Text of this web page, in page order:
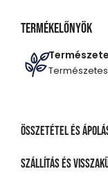
Termékelőnyök
Összetétel és
Szállítás és